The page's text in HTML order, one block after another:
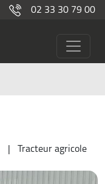
02 33 30 79 00
Tracteur agricole